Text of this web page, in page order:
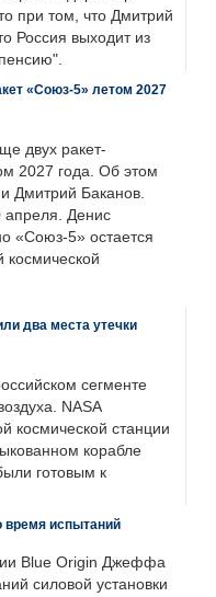
при том, что Дмитрий
Россия выходит из
«Союз-5» летом 2027
двух ракет-
2027 года. Об этом
Дмитрий Баканов.
апреля. Денис
«Союз-5» остается
космической
два места утечки
сегменте
NASA
космической станции
корабле
готовым к
время испытаний
Blue Origin Джеффа
силовой установки